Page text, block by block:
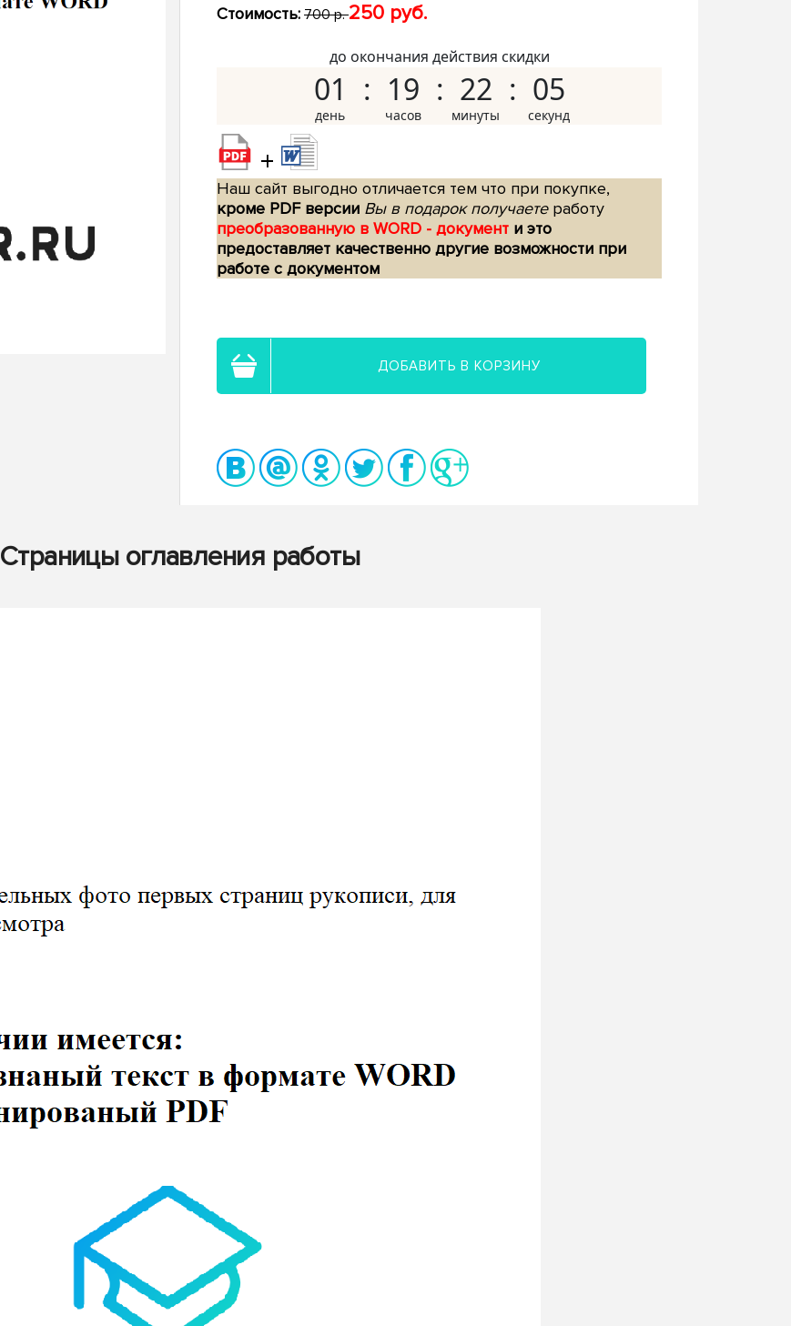
Стоимость: 700 р.250 руб.
до окончания действия скидки
01 19 22 04
+
Наш сайт выгодно отличается тем что при покупке,
кроме PDF версии Вы в подарок получаетеработу
преобразованную в WORD - документ и это
предоставляет качественно другие возможности при
работе с документом
ДОБАВИТЬ В КОРЗИНУ
Страницы оглавления работы